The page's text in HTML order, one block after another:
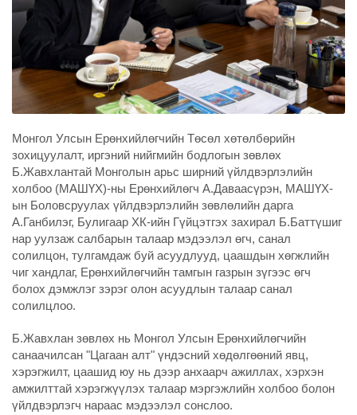
Монгол Улсын Ерөнхийлөгчийн Төсөл хөтөлбөрийн
зохицуулалт, иргэний нийгмийн бодлогын зөвлөх
Б.Жавхлантай Монголын арьс ширний үйлдвэрлэлийн
холбоо (МАШҮХ)-ны Ерөнхийлөгч А.Даваасүрэн, МАШҮХ-
ын Боловсруулах үйлдвэрлэлийн зөвлөлийн дарга
А.Ганбилэг, Булигаар ХК-ийн Гүйцэтгэх захирал Б.Баттүшиг
нар уулзаж салбарын талаар мэдээлэл өгч, санал
солилцон, тулгамдаж буй асуудлууд, цаашдын хөгжлийн
чиг хандлаг, Ерөнхийлөгчийн тамгын газрын зүгээс өгч
болох дэмжлэг зэрэг олон асуудлын талаар санал
солилцлоо.
Б.Жавхлан зөвлөх нь Монгол Улсын Ерөнхийлөгчийн
санаачилсан "Цагаан алт" үндэсний хөдөлгөөний явц,
хэрэгжилт, цаашид юу нь дээр анхаарч ажиллах, хэрхэн
амжилттай хэрэгжүүлэх талаар мэргэжлийн холбоо болон
үйлдвэрлэгч нараас мэдээлэл сонслоо.